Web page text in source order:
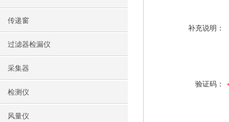
传递窗
过滤器检漏仪
采集器
检测仪
风量仪
补充说明：
验证码：